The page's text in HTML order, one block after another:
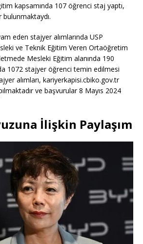
kapsamında 107 öğrenci staj yaptı,
eden stajyer alımlarında USP
ve Teknik Eğitim Veren Ortaöğretim
Mesleki Eğitim alanında 190
1072 stajyer öğrenci temin edilmesi
alımları, kariyerkapisi.cbiko.gov.tr
ve başvurular 8 Mayıs 2024
İlişkin Paylaşım